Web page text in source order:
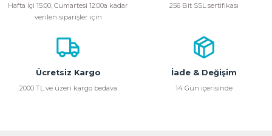
Ürün açıklamasında eksik bilgiler bulunuyor.
Ürün bilgilerinde hatalar bulunuyor.
Ürün fiyatı diğer sitelerden daha pahalı.
Bu ürüne benzer farklı alternatifler olmalı.
Hafta İçi 15:00, Cumartesi 12:00a kadar
verilen siparişler için
256 Bit SSL sertifikası
Ücretsiz Kargo
2000 TL ve üzeri kargo bedava
İade & Değişim
14 Gün içerisinde